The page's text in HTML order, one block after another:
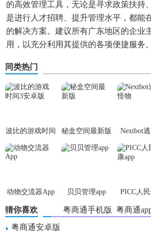
的高效管理工具，无论是寻求政策扶持
是进行人才招聘、提升管理水平，都能
的解决方案。建议所有广东地区的企业
用，以充分利用其提供的各项便捷服务。
同类热门
波比的游戏时间
3安卓版
秘盒空间最新版
Nextbot
物
动物交流器App 贝贝管理app
PICC人
app
猜你喜欢 粤商通
粤商通手机版
粤商通安卓版